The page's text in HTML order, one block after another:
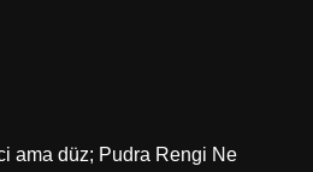
ama düz; Pudra Rengi Ne